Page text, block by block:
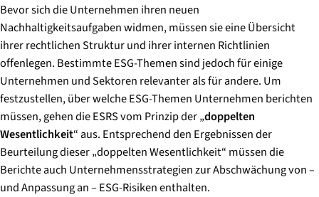
Bevor sich die Unternehmen ihren neuen
Nachhaltigkeitsaufgaben widmen, müssen sie eine Übersicht
ihrer rechtlichen Struktur und ihrer internen Richtlinien
offenlegen. Bestimmte ESG-Themen sind jedoch für einige
Unternehmen und Sektoren relevanter als für andere. Um
festzustellen, über welche ESG-Themen Unternehmen berichten
müssen, gehen die ESRS vom Prinzip der „doppelten
Wesentlichkeit“ aus. Entsprechend den Ergebnissen der
Beurteilung dieser „doppelten Wesentlichkeit“ müssen die
Berichte auch Unternehmensstrategien zur Abschwächung von –
und Anpassung an – ESG-Risiken enthalten.